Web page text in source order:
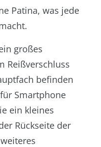
Patina, was jede
großes
Reißverschluss
befinden
Smartphone
ein kleines
Rückseite der